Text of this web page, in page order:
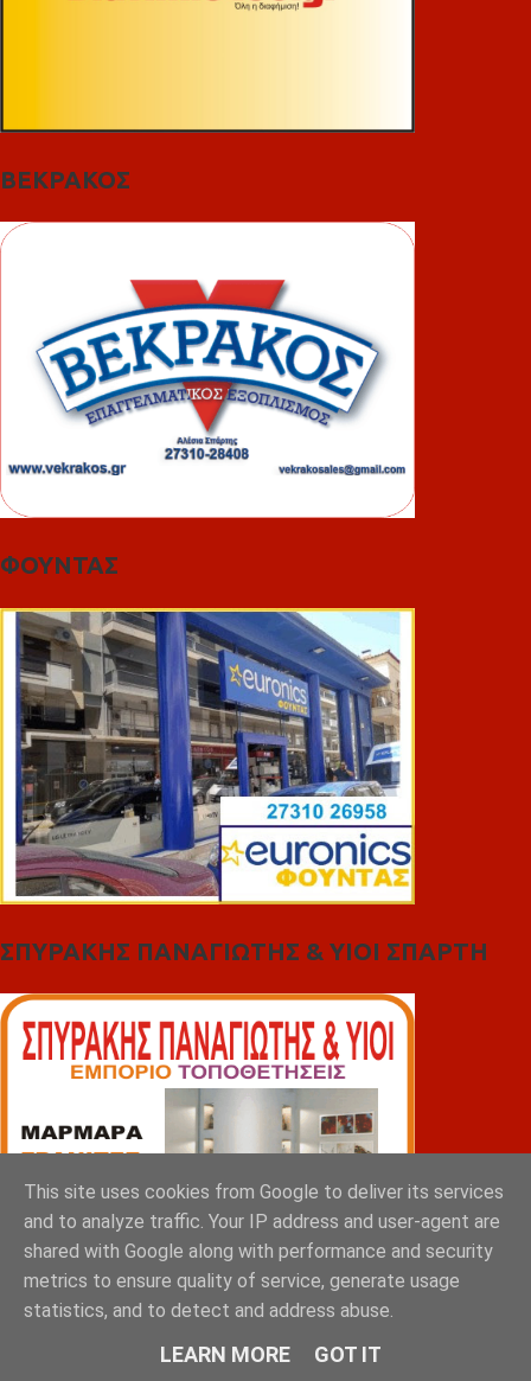
ΒΕΚΡΑΚΟΣ
ΦΟΥΝΤΑΣ
ΣΠΥΡΑΚΗΣ ΠΑΝΑΓΙΩΤΗΣ & YIOI ΣΠΑΡΤΗ
This site uses cookies from Google to deliver its services
and to analyze traffic. Your IP address and user-agent are
shared with Google along with performance and security
metrics to ensure quality of service, generate usage
statistics, and to detect and address abuse.
LEARN MORE GOT IT